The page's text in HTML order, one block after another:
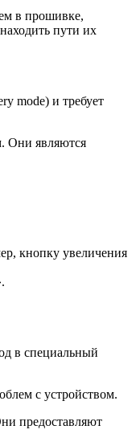
в прошивке,
пути их
mode) и требует
Они являются
кнопку увеличения
в специальный
с устройством.
предоставляют